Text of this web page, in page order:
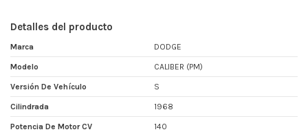
Detalles del producto
Marca DODGE
Modelo CALIBER (PM)
Versión De Vehículo S
Cilindrada 1968
Potencia De Motor CV 140